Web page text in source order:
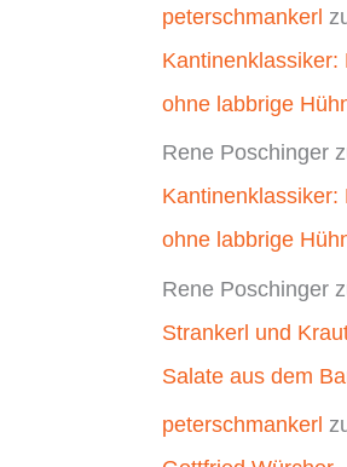
peterschmankerl
Kantinenklassiker:
ohne labbrige
Rene Poschinger
Kantinenklassiker:
ohne labbrige
Rene Poschinger
Strankerl und
Salate aus dem
peterschmankerl